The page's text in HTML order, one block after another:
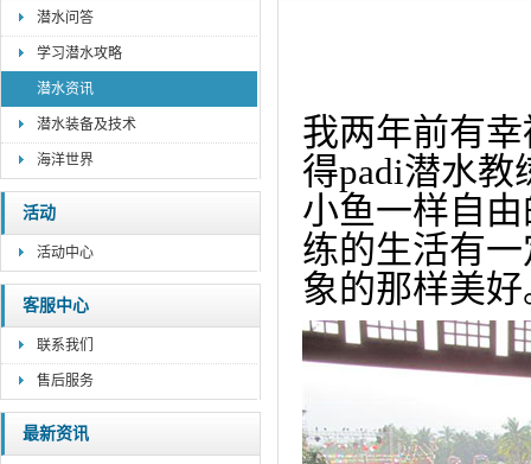
潜水问答
学习潜水攻略
潜水资讯
潜水装备及技术
海洋世界
活动
活动中心
客服中心
联系我们
售后服务
最新资讯
我两年前有
得padi潜水教
小鱼一样自
练的生活有
象的那样美好